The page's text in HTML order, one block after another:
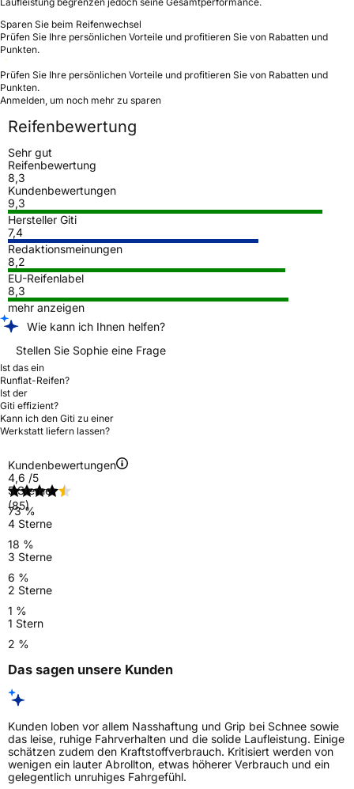
Sparen Sie beim Reifenwechsel
Prüfen Sie Ihre persönlichen Vorteile und profitieren Sie von Rabatten und
Punkten.
Prüfen Sie Ihre persönlichen Vorteile und profitieren Sie von Rabatten und
Punkten.
Anmelden, um noch mehr zu sparen
Reifenbewertung
Sehr gut
Reifenbewertung
8,3
Kundenbewertungen
9,3
Hersteller Giti
7,4
Redaktionsmeinungen
8,2
EU-Reifenlabel
8,3
mehr anzeigen
Wie kann ich Ihnen helfen?
Stellen Sie Sophie eine Frage
Ist das ein
Runflat-Reifen?
Ist der
Giti effizient?
Kann ich den Giti zu einer
Werkstatt liefern lassen?
Kundenbewertungen
4,6 /5
(85)
5 Sterne
73 %
4 Sterne
18 %
3 Sterne
6 %
2 Sterne
1 %
1 Stern
2 %
Das sagen unsere Kunden
Kunden loben vor allem Nasshaftung und Grip bei Schnee sowie
das leise, ruhige Fahrverhalten und die solide Laufleistung. Einige
schätzen zudem den Kraftstoffverbrauch. Kritisiert werden von
wenigen ein lauter Abrollton, etwas höherer Verbrauch und ein
gelegentlich unruhiges Fahrgefühl.